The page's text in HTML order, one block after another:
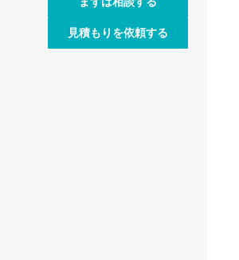
見積もりを依頼する